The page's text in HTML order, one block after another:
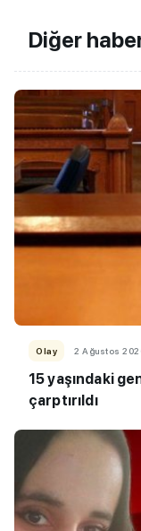
Diğer
Olay 2 Ağustos
15 yaşındaki
çarptırıldı